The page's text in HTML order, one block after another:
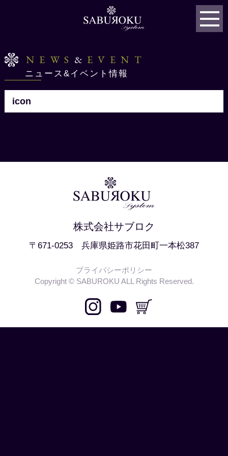
NEWS & EVENT
ニュース&イベント情報
icon
株式会社サブロク
〒671-0253 兵庫県姫路市花田町一本松387
プライバシーポリシー
Copyright © SABUROKU ALL Rights Reserved.